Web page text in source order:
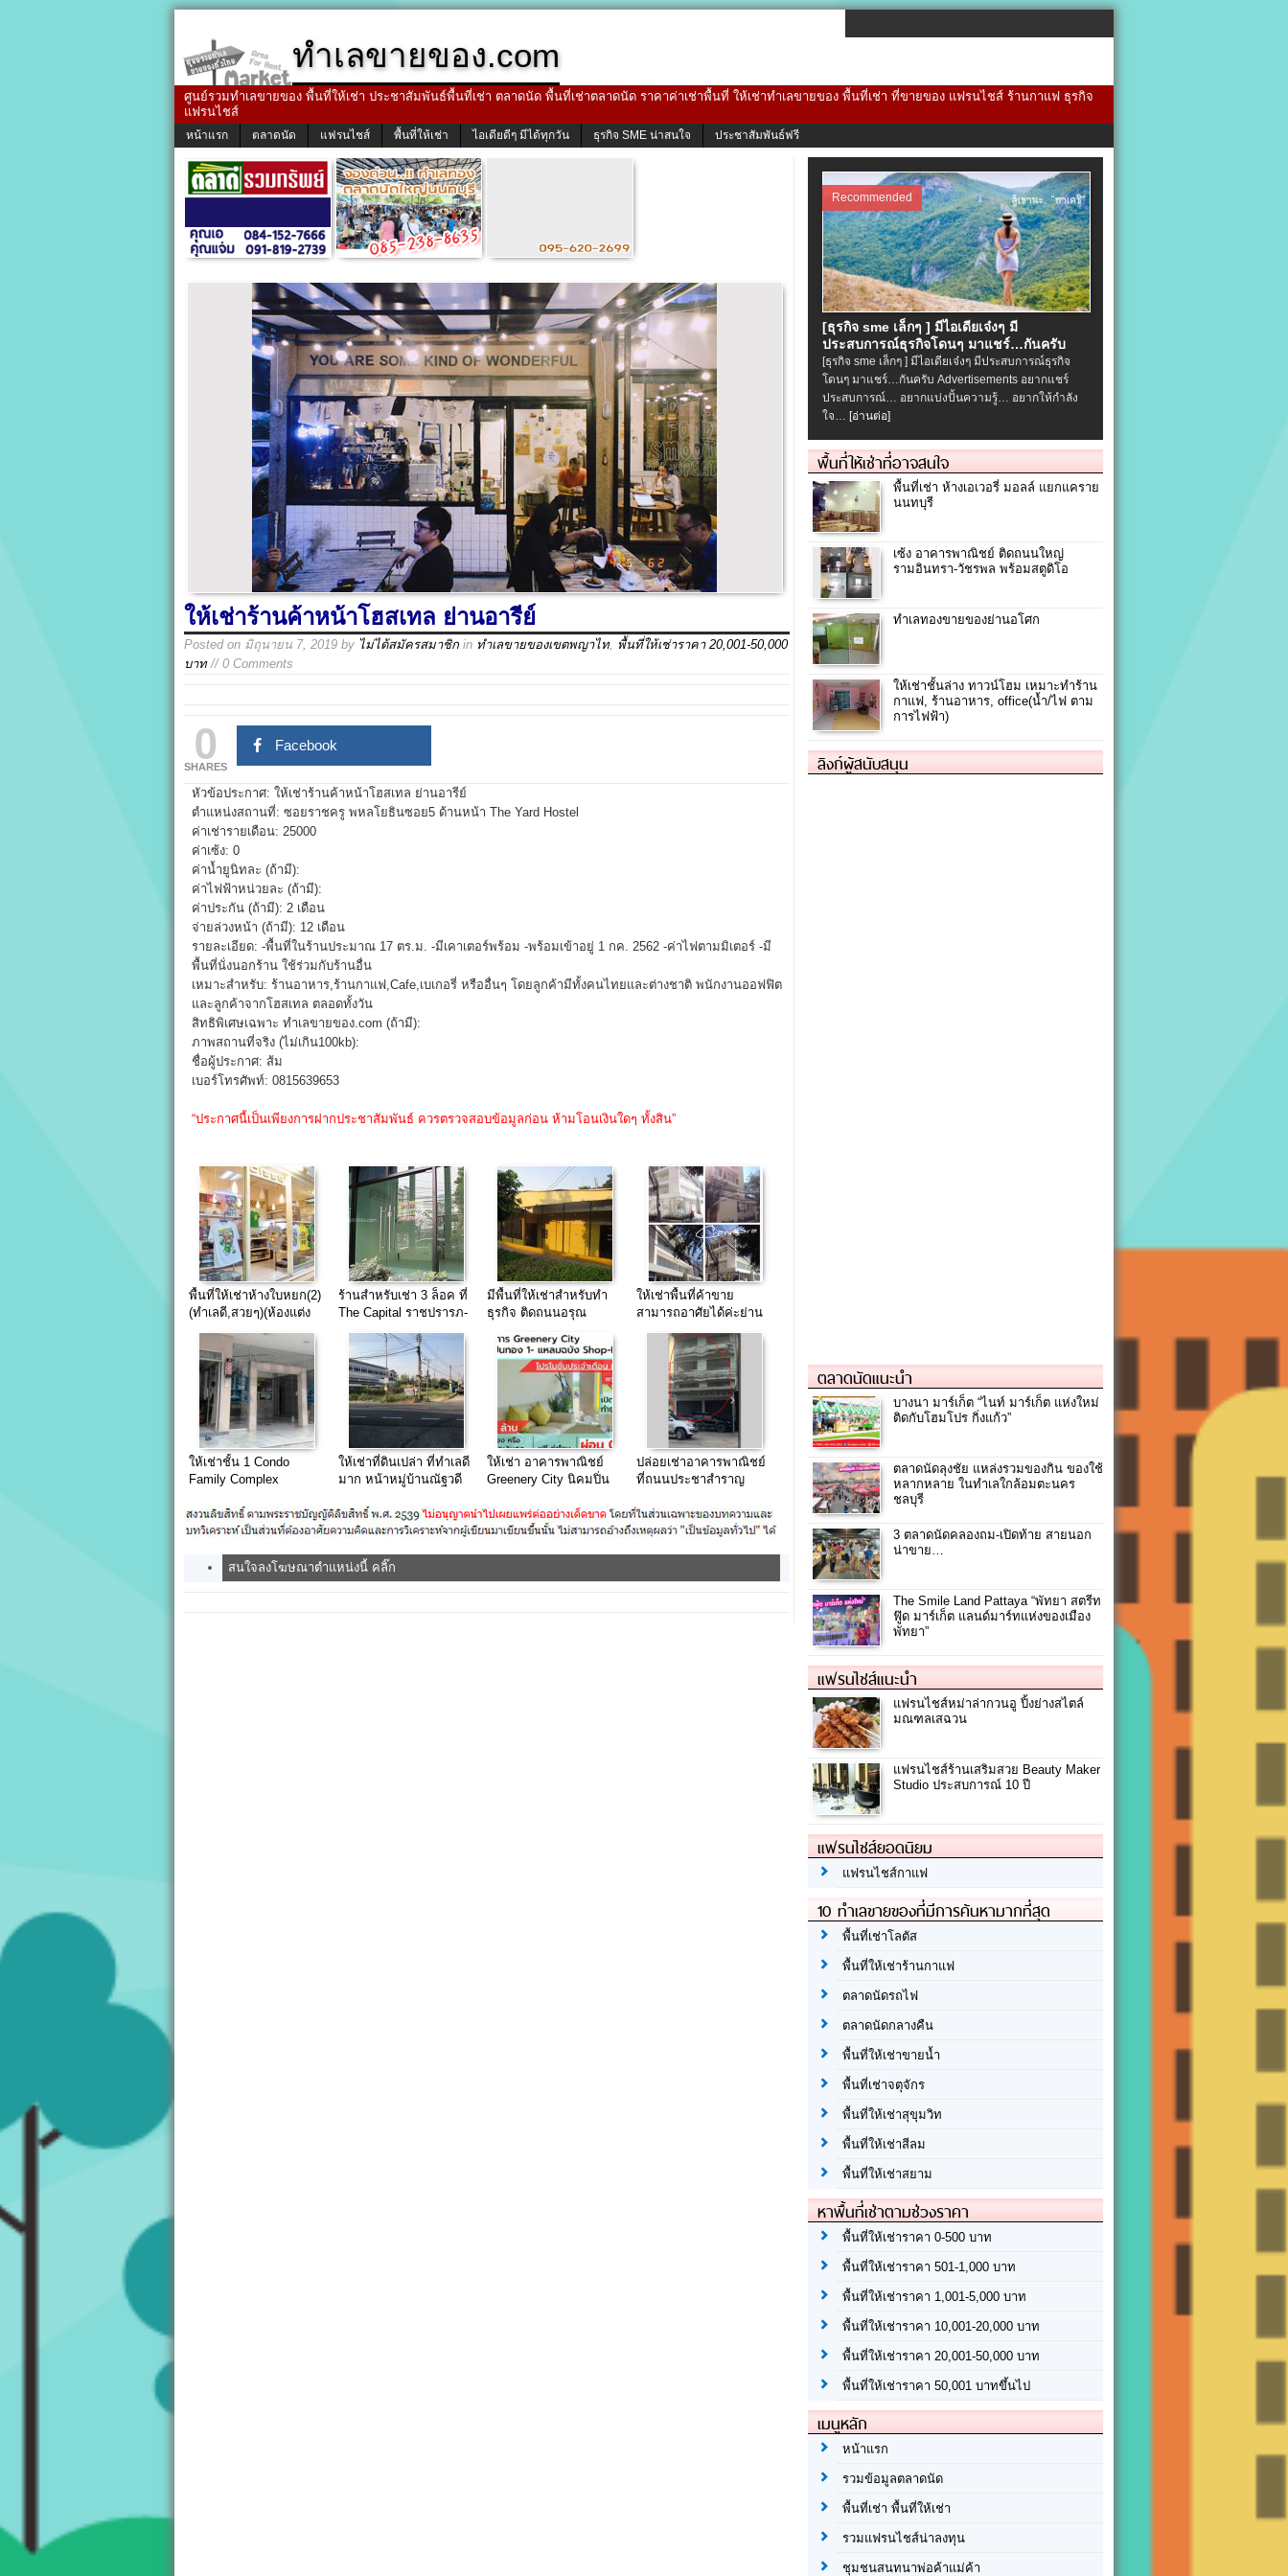
ทำเลขายของ.com
ศูนย์รวมทำเลขายของ พื้นที่ให้เช่า ประชาสัมพันธ์พื้นที่เช่า ตลาดนัด พื้นที่เช่าตลาดนัด ราคาค่าเช่าพื้นที่ ให้เช่าทำเลขายของ พื้นที่เช่า ที่ขายของ แฟรนไชส์ ร้านกาแฟ ธุรกิจ
แฟรนไชส์
หน้าแรก ตลาดนัด แฟรนไชส์ พื้นที่ให้เช่า ไอเดียดีๆ มีได้ทุกวัน ธุรกิจ SME น่าสนใจ ประชาสัมพันธ์ฟรี
ให้เช่าร้านค้าหน้าโฮสเทล ย่านอารีย์
Posted on มิถุนายน 7, 2019 by ไม่ได้สมัครสมาชิก in ทำเลขายของเขตพญาไท, พื้นที่ให้เช่าราคา 20,001-50,000
บาท// 0 Comments
0
SHARES
Facebook
หัวข้อประกาศ: ให้เช่าร้านค้าหน้าโฮสเทล ย่านอารีย์
ตำแหน่งสถานที่: ซอยราชครู พหลโยธินซอย5 ด้านหน้า The Yard Hostel
ค่าเช่ารายเดือน: 25000
ค่าเซ้ง: 0
ค่าน้ำยูนิทละ (ถ้ามี):
ค่าไฟฟ้าหน่วยละ (ถ้ามี):
ค่าประกัน (ถ้ามี): 2 เดือน
จ่ายล่วงหน้า (ถ้ามี): 12 เดือน
รายละเอียด: -พื้นที่ในร้านประมาณ 17 ตร.ม. -มีเคาเตอร์พร้อม -พร้อมเข้าอยู่ 1 กค. 2562 -ค่าไฟตามมิเตอร์ -มี
พื้นที่นั่งนอกร้าน ใช้ร่วมกับร้านอื่น
เหมาะสำหรับ: ร้านอาหาร,ร้านกาแฟ,Cafe,เบเกอรี่ หรืออื่นๆ โดยลูกค้ามีทั้งคนไทยและต่างชาติ พนักงานออฟฟิต
และลูกค้าจากโฮสเทล ตลอดทั้งวัน
สิทธิพิเศษเฉพาะ ทำเลขายของ.com (ถ้ามี):
ภาพสถานที่จริง (ไม่เกิน100kb):
ชื่อผู้ประกาศ: ส้ม
เบอร์โทรศัพท์: 0815639653
“ประกาศนี้เป็นเพียงการฝากประชาสัมพันธ์ ควรตรวจสอบข้อมูลก่อน ห้ามโอนเงินใดๆ ทั้งสิน”
พื้นที่ให้เช่าห้างใบหยก(2)
(ทำเลดี,สวยๆ)(ห้องแต่ง
ร้านสําหรับเช่า 3 ล็อค ที่
The Capital ราชปรารภ-
มีพื้นที่ให้เช่าสำหรับทำ
ธุรกิจ ติดถนนอรุณ
ให้เช่าพื้นที่ค้าขาย
สามารถอาศัยได้ค่ะย่าน
ขนาด65ตรม.
ให้เช่าชั้น 1 Condo
Family Complex
ให้เช่าที่ดินเปล่า ที่ทำเลดี
มาก หน้าหมู่บ้านณัฐวดี
แปด
ให้เช่า อาคารพาณิชย์
Greenery City นิคมปิ่น
ปล่อยเช่าอาคารพาณิชย์
ที่ถนนประชาสำราญ
สนใจลงโฆษณาตำแหน่งนี้ คลิ๊ก
Recommended
[ธุรกิจ sme เล็กๆ ] มีไอเดียเจ๋งๆ มี
ประสบการณ์ธุรกิจโดนๆ มาแชร์…กันครับ
[ธุรกิจ sme เล็กๆ ] มีไอเดียเจ๋งๆ มีประสบการณ์ธุรกิจ
โดนๆ มาแชร์…กันครับ Advertisements อยากแชร์
ประสบการณ์… อยากแบ่งปั้นความรู้… อยากให้กำลัง
ใจ… [อ่านต่อ]
พื้นที่ให้เช่าที่อาจสนใจ
พื้นที่เช่า ห้างเอเวอรี่ มอลล์ แยกแคราย
นนทบุรี
เซ้ง อาคารพาณิชย์ ติดถนนใหญ่
รามอินทรา-วัชรพล พร้อมสตูดิโอ
ทำเลทองขายของย่านอโศก
ให้เช่าชั้นล่าง ทาวน์โฮม เหมาะทำร้าน
กาแฟ, ร้านอาหาร, office(น้ำ/ไฟ ตาม
การไฟฟ้า)
ลิงก์ผู้สนับสนุน
ตลาดนัดแนะนำ
บางนา มาร์เก็ต “ไนท์ มาร์เก็ต แห่งใหม่
ติดกับโฮมโปร กิ่งแก้ว”
ตลาดนัดลุงชัย แหล่งรวมของกิน ของใช้
หลากหลาย ในทำเลใกล้อมตะนคร
ชลบุรี
3 ตลาดนัดคลองถม-เปิดท้าย สายนอก
น่าขาย…
The Smile Land Pattaya “พัทยา สตรีท
ฟู๊ด มาร์เก็ต แลนด์มาร์ทแห่งของเมือง
พัทยา”
แฟรนไชส์แนะนำ
แฟรนไชส์หม่าล่ากวนอู ปิ้งย่างสไตล์
มณฑลเสฉวน
แฟรนไชส์ร้านเสริมสวย Beauty Maker
Studio ประสบการณ์ 10 ปี
แฟรนไชส์ยอดนิยม
แฟรนไชส์กาแฟ
10 ทำเลขายของที่มีการค้นหามากที่สุด
พื้นที่เช่าโลตัส
พื้นที่ให้เช่าร้านกาแฟ
ตลาดนัดรถไฟ
ตลาดนัดกลางคืน
พื้นที่ให้เช่าขายน้ำ
พื้นที่เช่าจตุจักร
พื้นที่ให้เช่าสุขุมวิท
พื้นที่ให้เช่าสีลม
พื้นที่ให้เช่าสยาม
หาพื้นที่เช่าตามช่วงราคา
พื้นที่ให้เช่าราคา 0-500 บาท
พื้นที่ให้เช่าราคา 501-1,000 บาท
พื้นที่ให้เช่าราคา 1,001-5,000 บาท
พื้นที่ให้เช่าราคา 10,001-20,000 บาท
พื้นที่ให้เช่าราคา 20,001-50,000 บาท
พื้นที่ให้เช่าราคา 50,001 บาทขึ้นไป
เมนูหลัก
หน้าแรก
รวมข้อมูลตลาดนัด
พื้นที่เช่า พื้นที่ให้เช่า
รวมแฟรนไชส์น่าลงทุน
ชุมชนสนทนาพ่อค้าแม่ค้า